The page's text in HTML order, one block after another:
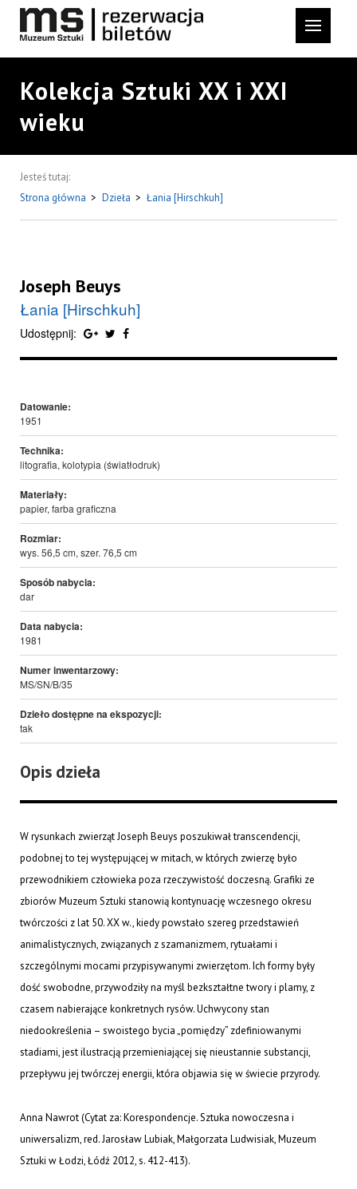
Kolekcja Sztuki XX i XXI
wieku
Jesteś tutaj:
Strona główna > Dzieła > Łania [Hirschkuh]
Joseph Beuys
Łania [Hirschkuh]
Udostępnij:
Datowanie:
1951
Technika:
litografia, kolotypia (światłodruk)
Materiały:
papier, farba graficzna
Rozmiar:
wys. 56,5 cm, szer. 76,5 cm
Sposób nabycia:
dar
Data nabycia:
1981
Numer inwentarzowy:
MS/SN/B/35
Dzieło dostępne na ekspozycji:
tak
Opis dzieła
W rysunkach zwierząt Joseph Beuys poszukiwał transcendencji,
podobnej to tej występującej w mitach, w których zwierzę było
przewodnikiem człowieka poza rzeczywistość doczesną. Grafiki ze
zbiorów Muzeum Sztuki stanowią kontynuację wczesnego okresu
twórczości z lat 50. XX w., kiedy powstało szereg przedstawień
animalistycznych, związanych z szamanizmem, rytuałami i
szczególnymi mocami przypisywanymi zwierzętom. Ich formy były
dość swobodne, przywodziły na myśl bezkształtne twory i plamy, z
czasem nabierające konkretnych rysów. Uchwycony stan
niedookreślenia – swoistego bycia „pomiędzy” zdefiniowanymi
stadiami, jest ilustracją przemieniającej się nieustannie substancji,
przepływu jej twórczej energii, która objawia się w świecie przyrody.
Anna Nawrot (Cytat za: Korespondencje. Sztuka nowoczesna i
uniwersalizm, red. Jarosław Lubiak, Małgorzata Ludwisiak, Muzeum
Sztuki w Łodzi, Łódź 2012, s. 412-413).